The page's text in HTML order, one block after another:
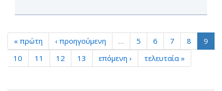
« πρώτη ‹ προηγούμενη … 5 6 7 8
9
10
11 12 13 επόμενη › τελευταία »